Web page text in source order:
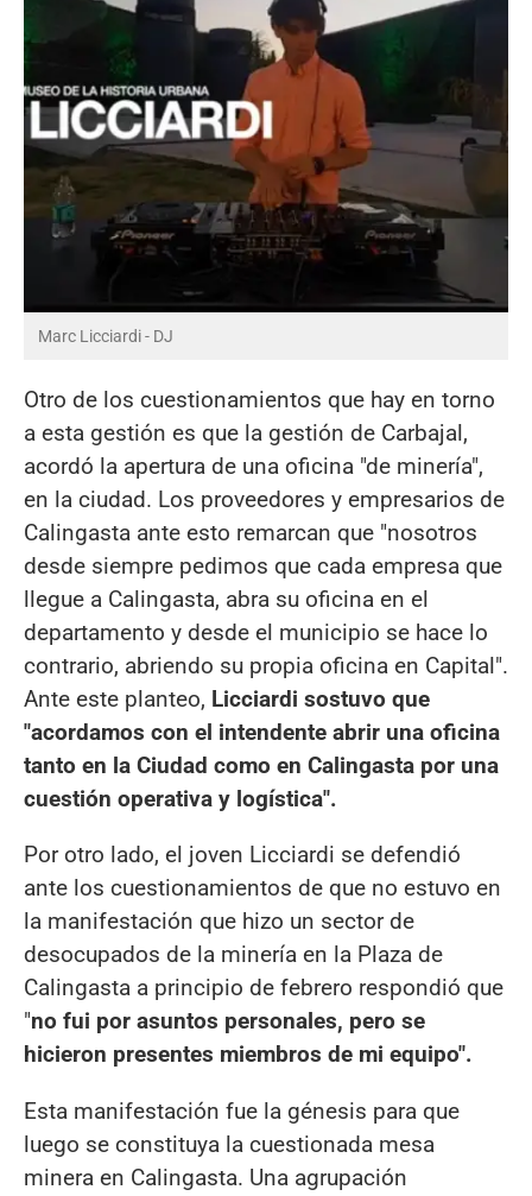
Marc Licciardi - DJ
Otro de los cuestionamientos que hay en torno
a esta gestión es que la gestión de Carbajal,
acordó la apertura de una oficina "de minería",
en la ciudad. Los proveedores y empresarios de
Calingasta ante esto remarcan que "nosotros
desde siempre pedimos que cada empresa que
llegue a Calingasta, abra su oficina en el
departamento y desde el municipio se hace lo
contrario, abriendo su propia oficina en Capital".
Ante este planteo, Licciardi sostuvo que
"acordamos con el intendente abrir una oficina
tanto en la Ciudad como en Calingasta por una
cuestión operativa y logística".
Por otro lado, el joven Licciardi se defendió
ante los cuestionamientos de que no estuvo en
la manifestación que hizo un sector de
desocupados de la minería en la Plaza de
Calingasta a principio de febrero respondió que
"no fui por asuntos personales, pero se
hicieron presentes miembros de mi equipo".
Esta manifestación fue la génesis para que
luego se constituya la cuestionada mesa
minera en Calingasta. Una agrupación